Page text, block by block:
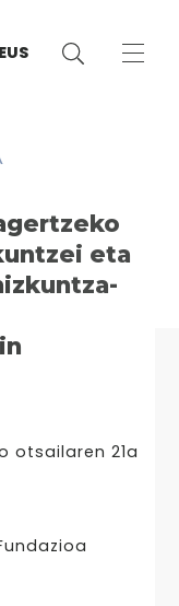
EUS
eta
otsailaren 21a